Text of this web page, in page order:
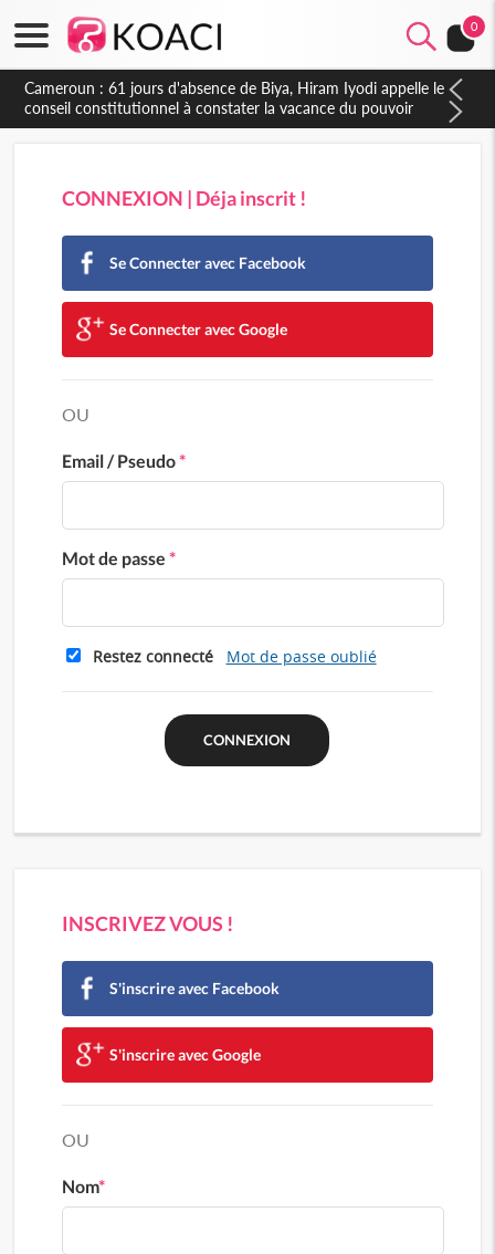
0
Cameroun : 61 jours d'absence de Biya, Hiram Iyodi appelle le
conseil constitutionnel à constater la vacance du pouvoir
CONNEXION | Déja inscrit !
Se Connecter avec Facebook
Se Connecter avec Google
OU
Email / Pseudo*
Mot de passe *
Restez connecté Mot de passe oublié
INSCRIVEZ VOUS !
S'inscrire avec Facebook
S'inscrire avec Google
OU
Nom*